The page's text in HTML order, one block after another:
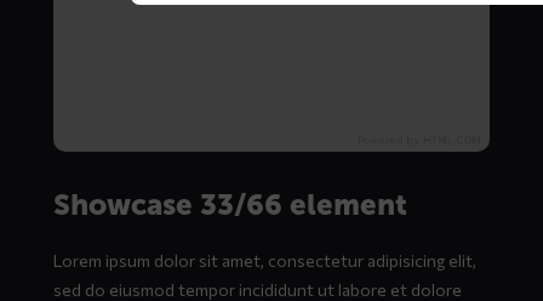
Showcase 33/66 element
Lorem ipsum dolor sit amet, consectetur adipisicing elit,
sed do eiusmod tempor incididunt ut labore et dolore